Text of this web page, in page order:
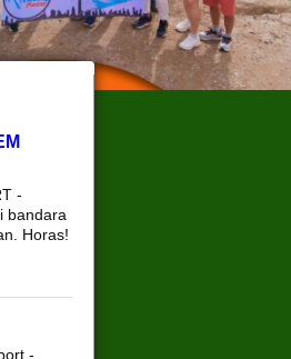
-
bandara
Horas!
-